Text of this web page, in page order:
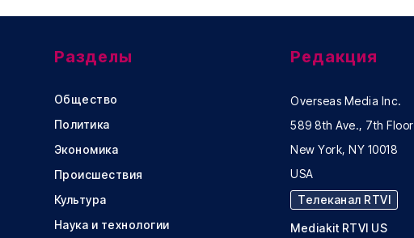
Разделы
Общество
Политика
Экономика
Происшествия
Культура
Наука и технологии
Редакция
Overseas Media Inc.
589 8th Ave., 7th Floor
New York, NY 10018
USA
Телеканал RTVI
Mediakit RTVI US